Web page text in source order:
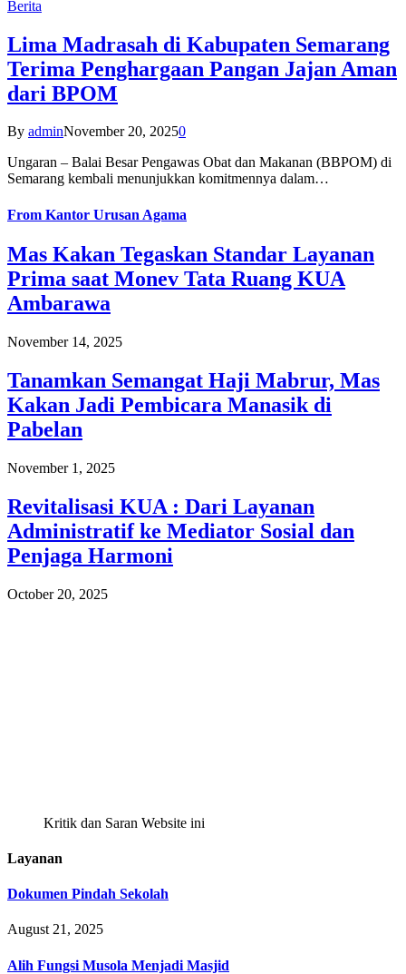
Berita
Lima Madrasah di Kabupaten Semarang
Terima Penghargaan Pangan Jajan Aman
dari BPOM
By adminNovember 20, 20250
Ungaran – Balai Besar Pengawas Obat dan Makanan (BBPOM) di
Semarang kembali menunjukkan komitmennya dalam…
From Kantor Urusan Agama
Mas Kakan Tegaskan Standar Layanan
Prima saat Monev Tata Ruang KUA
Ambarawa
November 14, 2025
Tanamkan Semangat Haji Mabrur, Mas
Kakan Jadi Pembicara Manasik di
Pabelan
November 1, 2025
Revitalisasi KUA : Dari Layanan
Administratif ke Mediator Sosial dan
Penjaga Harmoni
October 20, 2025
Kritik dan Saran Website ini
Layanan
Dokumen Pindah Sekolah
August 21, 2025
Alih Fungsi Musola Menjadi Masjid